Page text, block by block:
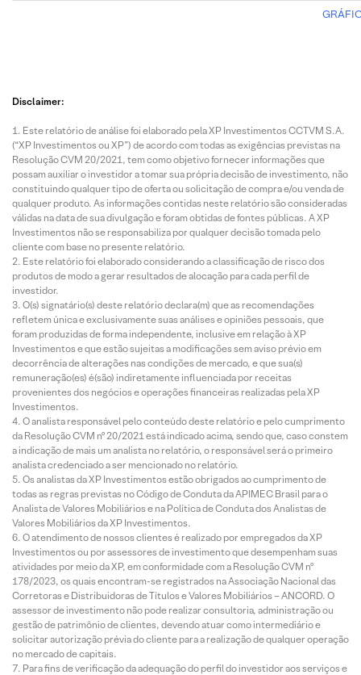
Disclaimer:
Este relatório de análise foi elaborado pela XP Investimentos CCTVM S.A.
(“XP Investimentos ou XP”) de acordo com todas as exigências previstas na
Resolução CVM 20/2021, tem como objetivo fornecer informações que
possam auxiliar o investidor a tomar sua própria decisão de investimento, não
constituindo qualquer tipo de oferta ou solicitação de compra e/ou venda de
qualquer produto. As informações contidas neste relatório são consideradas
válidas na data de sua divulgação e foram obtidas de fontes públicas. A XP
Investimentos não se responsabiliza por qualquer decisão tomada pelo
cliente com base no presente relatório.
Este relatório foi elaborado considerando a classificação de risco dos
produtos de modo a gerar resultados de alocação para cada perfil de
investidor.
O(s) signatário(s) deste relatório declara(m) que as recomendações
refletem única e exclusivamente suas análises e opiniões pessoais, que
foram produzidas de forma independente, inclusive em relação à XP
Investimentos e que estão sujeitas a modificações sem aviso prévio em
decorrência de alterações nas condições de mercado, e que sua(s)
remuneração(es) é(são) indiretamente influenciada por receitas
provenientes dos negócios e operações financeiras realizadas pela XP
Investimentos.
O analista responsável pelo conteúdo deste relatório e pelo cumprimento
da Resolução CVM nº 20/2021 está indicado acima, sendo que, caso constem
a indicação de mais um analista no relatório, o responsável será o primeiro
analista credenciado a ser mencionado no relatório.
Os analistas da XP Investimentos estão obrigados ao cumprimento de
todas as regras previstas no Código de Conduta da APIMEC Brasil para o
Analista de Valores Mobiliários e na Política de Conduta dos Analistas de
Valores Mobiliários da XP Investimentos.
O atendimento de nossos clientes é realizado por empregados da XP
Investimentos ou por assessores de investimento que desempenham suas
atividades por meio da XP, em conformidade com a Resolução CVM nº
178/2023, os quais encontram-se registrados na Associação Nacional das
Corretoras e Distribuidoras de Títulos e Valores Mobiliários – ANCORD. O
assessor de investimento não pode realizar consultoria, administração ou
gestão de patrimônio de clientes, devendo atuar como intermediário e
solicitar autorização prévia do cliente para a realização de qualquer operação
no mercado de capitais.
Para fins de verificação da adequação do perfil do investidor aos serviços e